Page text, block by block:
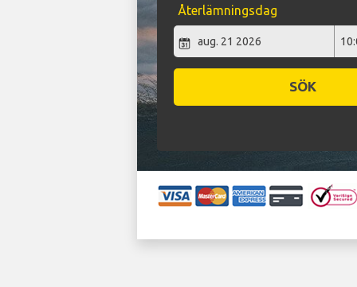
Återlämningsdag
SÖK